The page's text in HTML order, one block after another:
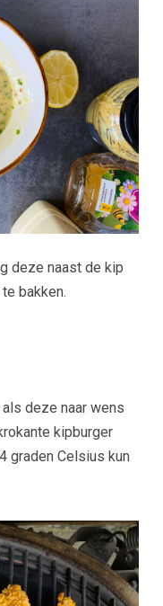
deze naast de kip
bakken.
deze naar wens
kipburger
graden Celsius kun